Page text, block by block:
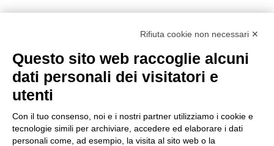
A Milano Unica la collezione Primavera/Estate
La nuova collezione di cerruti in live streaming dalla
fiera di milano unica
Rifiuta cookie non necessari ✕
Questo sito web raccoglie alcuni
dati personali dei visitatori e
utenti
Con il tuo consenso, noi e i nostri partner utilizziamo i cookie e
tecnologie simili per archiviare, accedere ed elaborare i dati
personali come, ad esempio, la visita al sito web o la